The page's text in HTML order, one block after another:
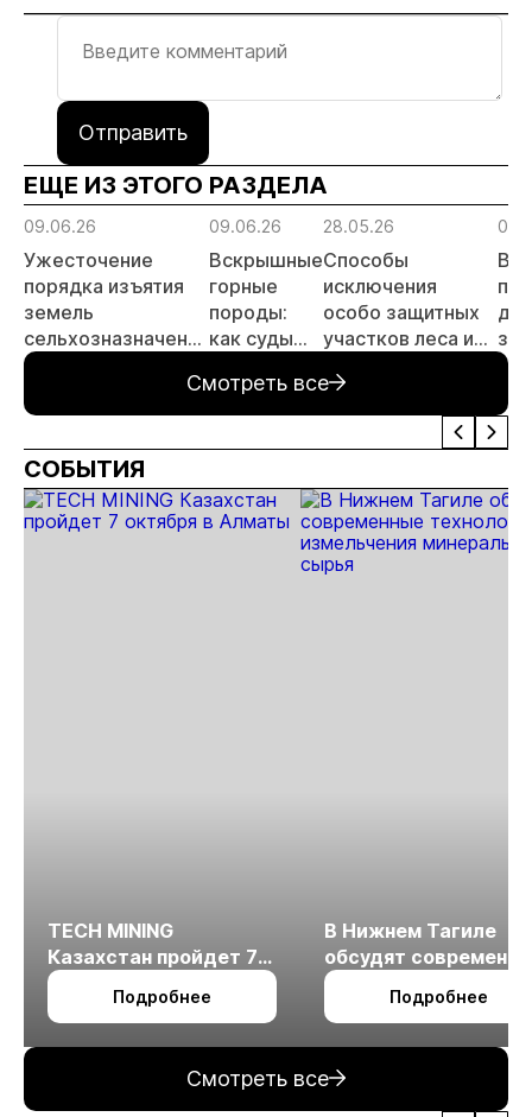
Отправить
ЕЩЕ ИЗ ЭТОГО РАЗДЕЛА
09.06.26
Ужесточение
порядка изъятия
земель
сельхозназначения
для госнужд для
недропользования
09.06.26
Вскрышные
горные
породы:
как суды
вопросы о
плате за
28.05.26
Способы
исключения
особо защитных
участков леса из
лесного реестра
Смотреть все
СОБЫТИЯ
TECH MINING
Казахстан пройдет 7
октября в Алматы
Подробнее
В Нижнем Тагиле
обсудят
технологии
измельчения
Подробнее
Смотреть все